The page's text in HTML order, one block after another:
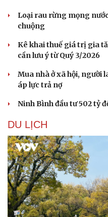
Loại rau rừng mọng
chuộng
Kê khai thuế giá trị gia
cần lưu ý từ Quý 3/2026
Mua nhà ở xã hội, người
áp lực trả nợ
Ninh Bình đầu tư 502 tỷ
DU LỊCH